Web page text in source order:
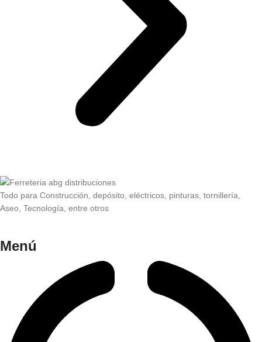
Todo para Construcción, depósito, eléctricos, pinturas, tornillería,
Aseo, Tecnología, entre otros
Menú